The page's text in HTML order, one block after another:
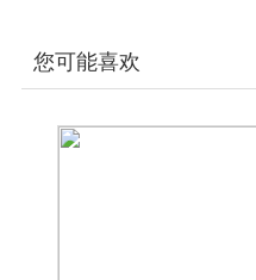
您可能喜欢